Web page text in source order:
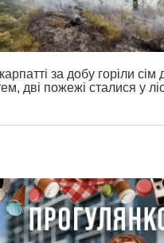
за добу горіли сім
дві пожежі сталися у